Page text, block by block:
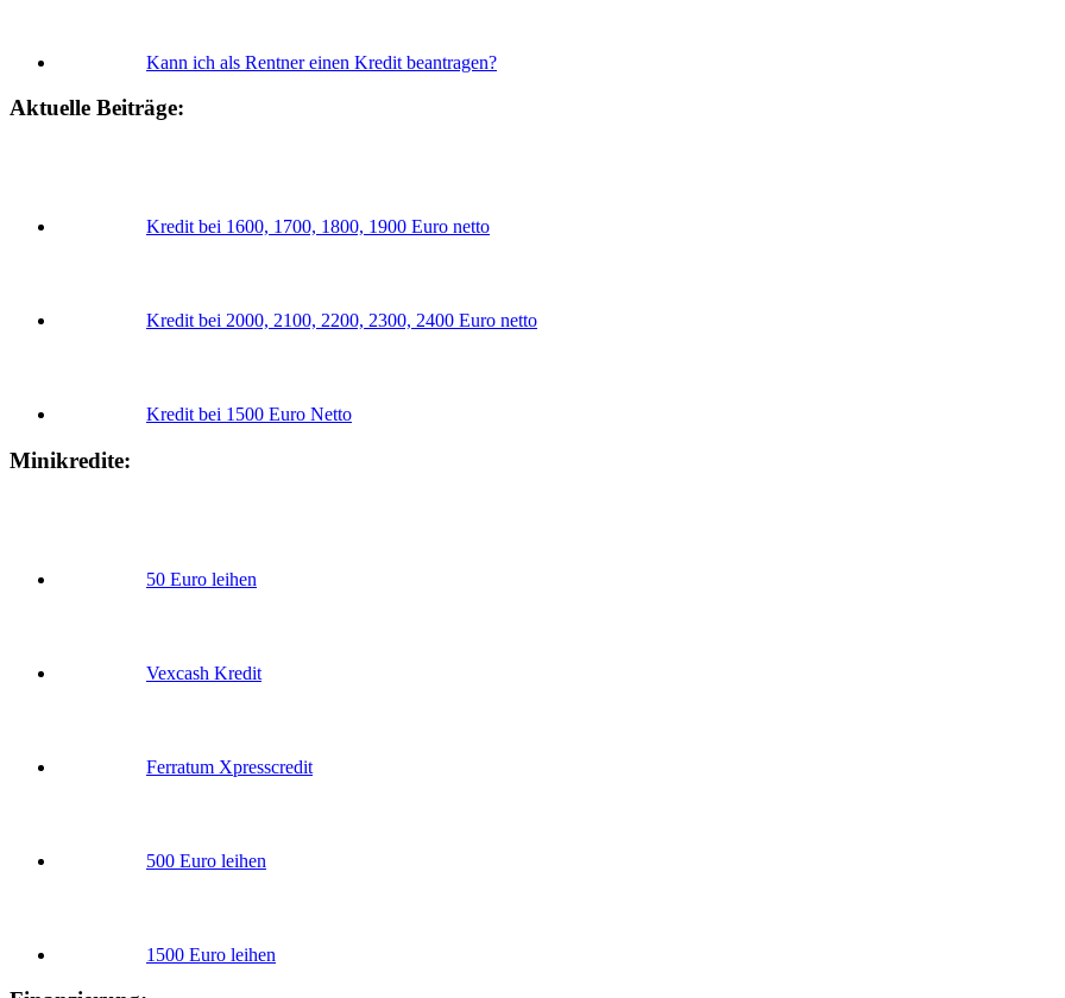
Kann ich als Rentner einen Kredit beantragen?
Aktuelle Beiträge:
Kredit bei 1600, 1700, 1800, 1900 Euro netto
Kredit bei 2000, 2100, 2200, 2300, 2400 Euro netto
Kredit bei 1500 Euro Netto
Minikredite:
50 Euro leihen
Vexcash Kredit
Ferratum Xpresscredit
500 Euro leihen
1500 Euro leihen